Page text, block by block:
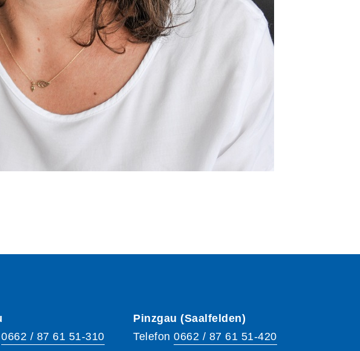
0662 / 87 61 51-310
Pinzgau (Saalfelden)
Telefon 0662 / 87 61 51-420